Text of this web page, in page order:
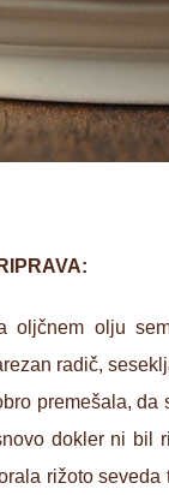
oljčnem olju
radič,
premešala, da
dokler ni bil
rižoto